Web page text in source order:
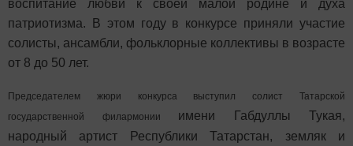
воспитание любви к своей малой родине и духа
патриотизма. В этом году в конкурсе приняли участие
солисты, ансамбли, фольклорные коллективы в возрасте
от 8 до 50 лет.
Председателем жюри конкурса выступил солист Татарской
государственной филармонии имени Габдуллы Тукая,
народный артист Республики Татарстан, земляк и